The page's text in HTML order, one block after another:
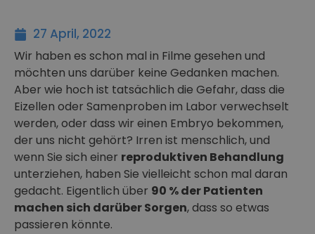
27 April, 2022
Wir haben es schon mal in Filme gesehen und
möchten uns darüber keine Gedanken machen.
Aber wie hoch ist tatsächlich die Gefahr, dass die
Eizellen oder Samenproben im Labor verwechselt
werden, oder dass wir einen Embryo bekommen,
der uns nicht gehört? Irren ist menschlich, und
wenn Sie sich einer reproduktiven Behandlung
unterziehen, haben Sie vielleicht schon mal daran
gedacht. Eigentlich über 90 % der Patienten
machen sich darüber Sorgen, dass so etwas
passieren könnte.